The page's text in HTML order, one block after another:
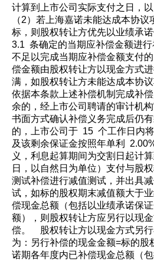
计算到上市公司实际支付之日，
（2）若上海嘉诺未能达成本协
标，则股权转让方优先以业绩承
3.1 条确定的当期应补偿金额进
不足以完成当期应补偿金额支付
偿金额由股权转让方以现金方式
满，如股权转让方未能达成本协
依据本条款上述补偿机制完成补
余的，经上市公司聘请的审计机
书面方式确认补偿义务完成后仍
的，上市公司于 15 个工作日内
及该剩余保证金按照年单利
义，利息起算期间为交割日起计
日，以自然日为单位）支付与股
测试补偿进行减值测试，并出具
试，如标的股权期末减值额大于
偿现金总额（包括以业绩承诺保
额），则股权转让方应另行以现
偿。 股权转让方以现金方式另
为：另行补偿的现金金额=标的
诺期各年度内已补偿现金总额（